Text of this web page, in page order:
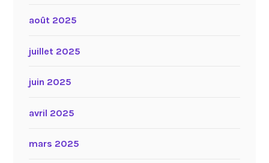
août 2025
juillet 2025
juin 2025
avril 2025
mars 2025